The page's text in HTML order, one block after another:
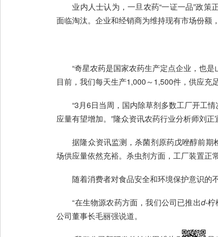
业内人士认为，一旦农药“一证一品”政策
面临淘汰。企业和经销商为维持现有市场份额
“奇星农药是国家农药生产定点企业，也是
目前，我们每天生产1,000～1,500件，供应充
“3月6日当周，国内除草剂多数工厂开工情
应量有望增加。”隆众资讯农药行业分析师刘正
据隆众资讯监测，杀菌剂原药戊唑醇前期
场供应量依然充裕。杀虫剂方面，工厂装置正
随着消费者对食品安全和环境保护意识的
“在生物源农药方面，我们公司已推出d-柠
公司董事长毛丽强说道。